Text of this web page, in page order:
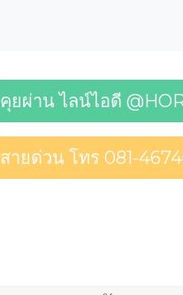
คุยผ่าน ไลน์ไอดี
สายด่วน โทร 081-